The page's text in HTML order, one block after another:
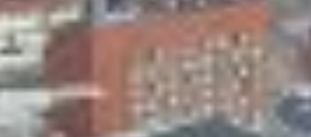
Skeittihalli
Varhaiskasvatus
Ateria- ja välipalamaksut